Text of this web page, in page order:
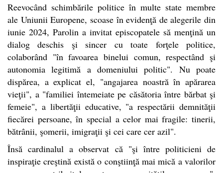
Reevocând schimbările politice în multe state membre
ale Uniunii Europene, scoase în evidenţă de alegerile din
iunie 2024, Parolin a invitat episcopatele să menţină un
dialog deschis şi sincer cu toate forţele politice,
colaborând "în favoarea binelui comun, respectând şi
autonomia legitimă a domeniului politic". Nu poate
dispărea, a explicat el, "angajarea noastră în apărarea
vieţii", a "familiei întemeiate pe căsătoria între bărbat şi
femeie", a libertăţii educative, "a respectării demnităţii
fiecărei persoane, în special a celor mai fragile: tinerii,
bătrânii, şomerii, imigraţii şi cei care cer azil".
Însă cardinalul a observat că "şi între politicieni de
inspiraţie creştină există o conştiinţă mai mică a valorilor